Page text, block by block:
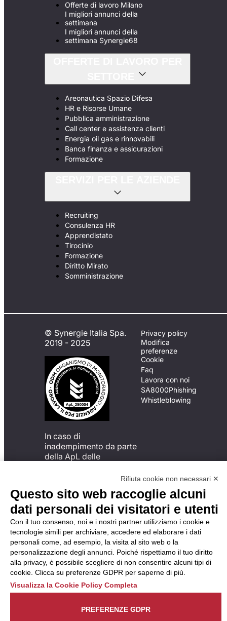
Offerte di lavoro Milano
I migliori annunci della
settimana
I migliori annunci della
settimana Synergie68
Areonautica Spazio Difesa
HR e Risorse Umane
Pubblica amministrazione
Call center e assistenza clienti
Energia oil gas e rinnovabili
Banca finanza e assicurazioni
Formazione
Recruiting
Consulenza HR
Apprendistato
Tirocinio
Formazione
Diritto Mirato
Somministrazione
© Synergie Italia Spa.
2019 - 2025
In caso di
inadempimento da parte
della ApL delle
del Codice di Condotta, è
possibile presentare un
reclamo
all’Organismo di
Monitoraggio utilizzando
una delle modalità
descritte al seguente
indirizzo web
https://odm-
agenzielavoro.it/reclami/ .
Privacy policy
Modifica
preferenze
Cookie
Faq
Lavora con noi
SA8000Phishing
Whistleblowing
Rifiuta cookie non necessari ✕
Questo sito web raccoglie alcuni
dati personali dei visitatori e utenti
Con il tuo consenso, noi e i nostri partner utilizziamo i cookie e
tecnologie simili per archiviare, accedere ed elaborare i dati
personali come, ad esempio, la visita al sito web o la
personalizzazione degli annunci. Poiché rispettiamo il tuo diritto
alla privacy, è possibile scegliere di non consentire alcuni tipi di
cookie. Clicca su preferenze GDPR per saperne di più.
Visualizza la Cookie Policy Completa
PREFERENZE GDPR